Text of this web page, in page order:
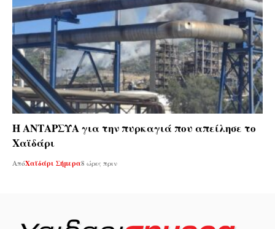
Η ΑΝΤΑΡΣΥΑ για την πυρκαγιά που απείλησε το
Χαϊδάρι
ΑπόΧαϊδάρι Σήμερα8 ώρες πριν